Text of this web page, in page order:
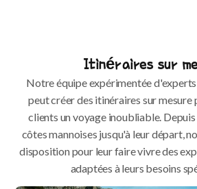
Itinéraires sur
Notre équipe expérimentée
peut créer des itinéraires sur mesure
clients un voyage inoubliable.
côtes mannoises jusqu'à leur départ,
disposition pour leur faire vivre des
adaptées à leurs besoins